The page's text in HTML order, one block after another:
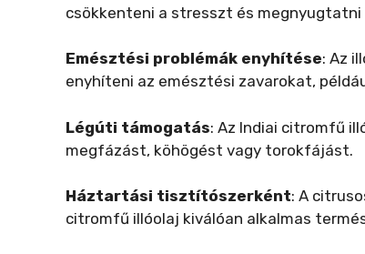
csökkenteni a stresszt és megnyugtatni
Emésztési problémák enyhítése: Az
enyhíteni az emésztési zavarokat,
Légúti támogatás: Az Indiai citromfű
megfázást, köhögést vagy torokfájást.
Háztartási tisztítószerként: A
citromfű illóolaj kiválóan alkalmas